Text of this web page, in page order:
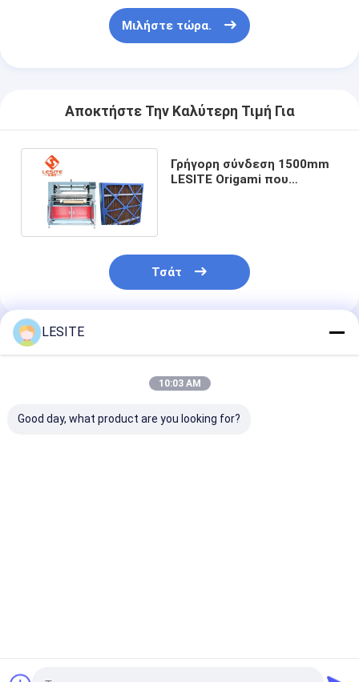
Ημι αυτόματη μηχανή καρφώματος
Οξυγονοκολλητής πλαισίων
φίλτρα εξαγνιστών αέρα
Φίλτρο τσαντών αργιλίου
Φίλτρο τσαντών σκόνης
Origami που διπλώνει τη μηχανή
υπερηχητική ράβοντας μηχανή
φίλτρο αέρα Μηχανή κατασκευής πλαισίων
Φίλτρο τσαντών Hepa
Μιλήστε τώρα.
Αποκτήστε Την Καλύτερη Τιμή Για
Γρήγορη σύνδεση 1500mm
LESITE Origami που
Τσάτ
Συνιστώμενα Προϊόντα
LESITE
10:03 AM
Good day, what product are you looking for?